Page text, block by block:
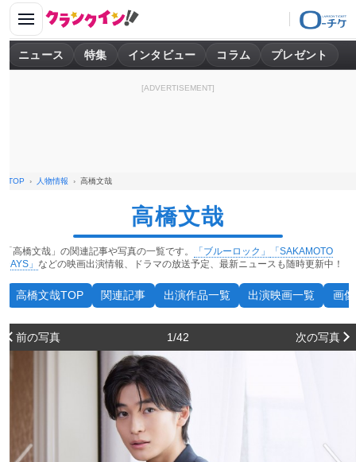
ニュース 特集 インタビュー コラム プレゼント
[ADVERTISEMENT]
TOP 人物情報 高橋文哉
高橋文哉
「高橋文哉」の関連記事や写真の一覧です。 「ブルーロック」
「SAKAMOTO
DAYS」 などの映画出演情報、ドラマの放送予定、最新ニュースも随時更新中！
高橋文哉TOP 関連記事 出演作品一覧 出演映画一覧 画
前の写真 1/42 次の写真